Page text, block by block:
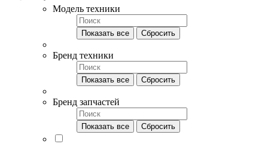
Модель техники
Показать все Сбросить
Бренд техники
Показать все Сбросить
Бренд запчастей
Показать все Сбросить